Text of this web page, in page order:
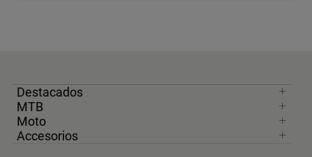
Destacados
MTB
Moto
Accesorios